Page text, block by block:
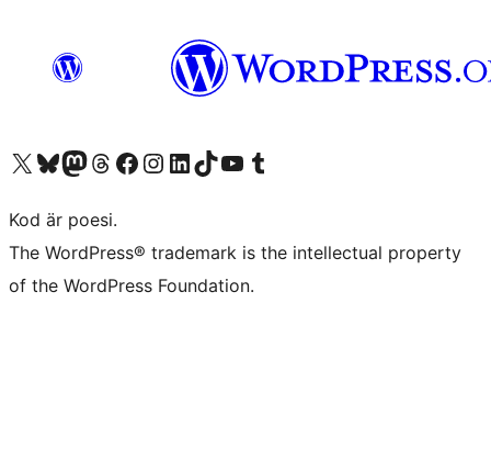
Besök vår X-konto (f.d. Twitter)
Besök vårt Bluesky-konto
Besök vårt Mastodon-konto
Besök vårt Thread-konto
Besök vår Facebook-sidaBesök vårt Instagram-konto
Besök vårt LinkedIn-konto
Besök vårt TikTok-konto
Besök vår YouTube-kanalBesök vårt Tumblr-konto
Kod är poesi.
The WordPress® trademark is the intellectual property
of the WordPress Foundation.